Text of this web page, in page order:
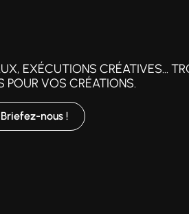
EXÉCUTIONS CRÉATIVES...
POUR VOS CRÉATIONS.
Briefez-nous !